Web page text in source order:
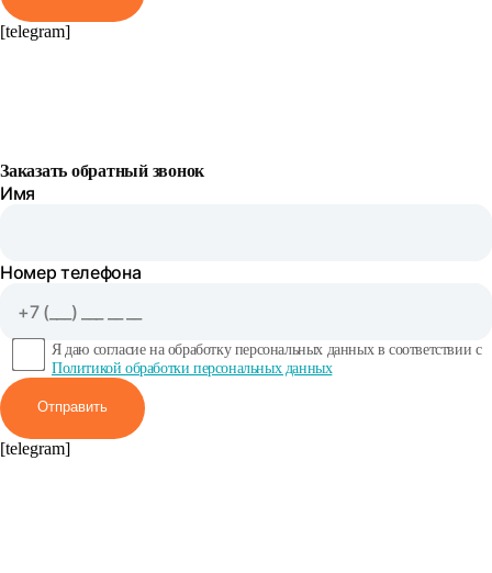
[telegram]
Заказать обратный звонок
Имя
Номер телефона
Я даю согласие на обработку персональных данных в соответствии с
Политикой обработки персональных данных
Отправить
[telegram]